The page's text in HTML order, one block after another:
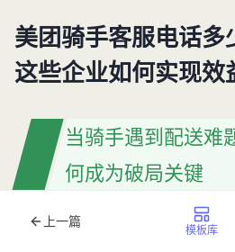
美团骑手客服电话多
这些企业如何实现效
当骑手遇到配送难
何成为破局关键
暴雨倾盆的傍晚，骑手小李看着
上一篇
模板库